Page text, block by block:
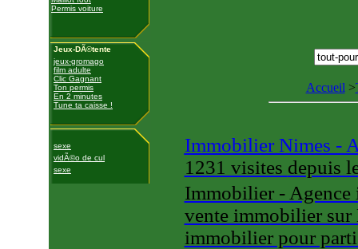
Permis voiture
Jeux-DÃ©tente
jeux-gromago
film adulte
Clic Gagnant
Ton permis
En 2 minutes
Tune ta caisse !
sexe
vidÃ©o de cul
sexe
Accueil >
Immobilier Nimes -
1231 visites depuis
Immobilier - Agence
vente immobilier sur
immobilier pour